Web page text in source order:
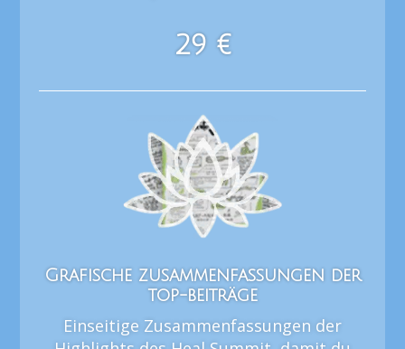
29 €
Grafische zusammenfassungen der
top-beiträge
Einseitige Zusammenfassungen der